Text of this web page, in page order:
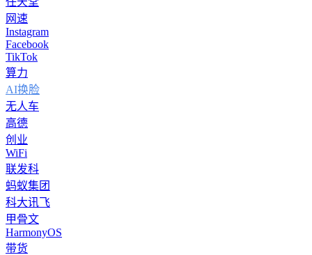
网速
Instagram
Facebook
TikTok
算力
AI换脸
无人车
高德
创业
WiFi
联发科
蚂蚁集团
科大讯飞
甲骨文
HarmonyOS
带货